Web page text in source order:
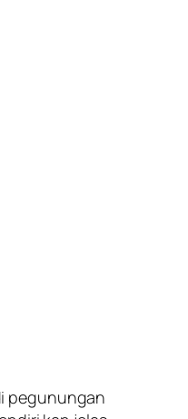
pegunungan